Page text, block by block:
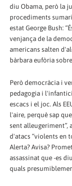
diu Obama, però la
procediments
estat George Bush:
venjança de la
americans salten
bàrbara eufòria
Però democràcia i
pedagogia i
escacs i el joc. Als
l'aire, perquè sap
sent alleugeriment”,
d'atacs “violents en
Alerta? Avisa?
assassinat que -es
quals